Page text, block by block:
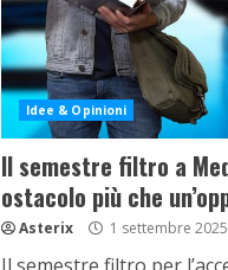
Idee & Opinioni
Il semestre filtro a
ostacolo più che
Asterix 1 settembre 2025